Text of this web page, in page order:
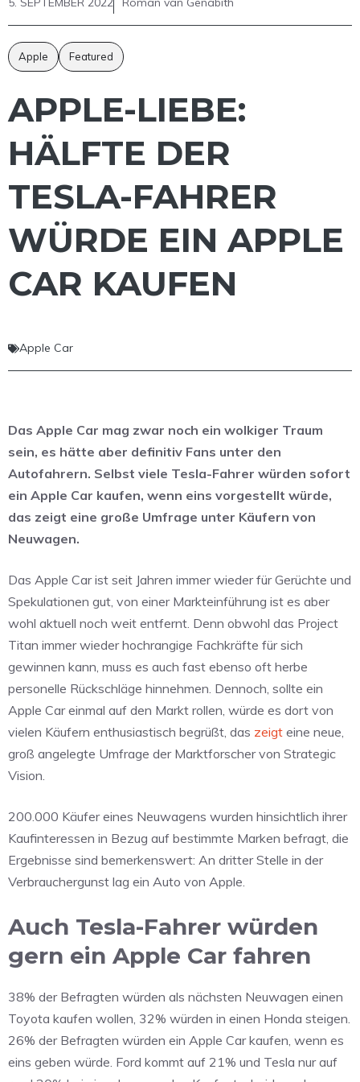
Apple Featured
APPLE-LIEBE:
HÄLFTE DER
TESLA-FAHRER
WÜRDE EIN APPLE
CAR KAUFEN
Apple Car
Das Apple Car mag zwar noch ein wolkiger Traum
sein, es hätte aber definitiv Fans unter den
Autofahrern. Selbst viele Tesla-Fahrer würden sofort
ein Apple Car kaufen, wenn eins vorgestellt würde,
das zeigt eine große Umfrage unter Käufern von
Neuwagen.
Das Apple Car ist seit Jahren immer wieder für Gerüchte und
Spekulationen gut, von einer Markteinführung ist es aber
wohl aktuell noch weit entfernt. Denn obwohl das Project
Titan immer wieder hochrangige Fachkräfte für sich
gewinnen kann, muss es auch fast ebenso oft herbe
personelle Rückschläge hinnehmen. Dennoch, sollte ein
Apple Car einmal auf den Markt rollen, würde es dort von
vielen Käufern enthusiastisch begrüßt, das zeigt eine neue,
groß angelegte Umfrage der Marktforscher von Strategic
Vision.
200.000 Käufer eines Neuwagens wurden hinsichtlich ihrer
Kaufinteressen in Bezug auf bestimmte Marken befragt, die
Ergebnisse sind bemerkenswert: An dritter Stelle in der
Verbrauchergunst lag ein Auto von Apple.
Auch Tesla-Fahrer würden
gern ein Apple Car fahren
38% der Befragten würden als nächsten Neuwagen einen
Toyota kaufen wollen, 32% würden in einen Honda steigen.
26% der Befragten würden ein Apple Car kaufen, wenn es
eins geben würde. Ford kommt auf 21% und Tesla nur auf